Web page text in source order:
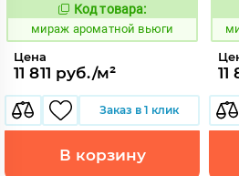
984639
Код товара:
мираж ароматной вьюги
Цена
11 811 руб./м²
Заказ в 1 клик
В корзину
11